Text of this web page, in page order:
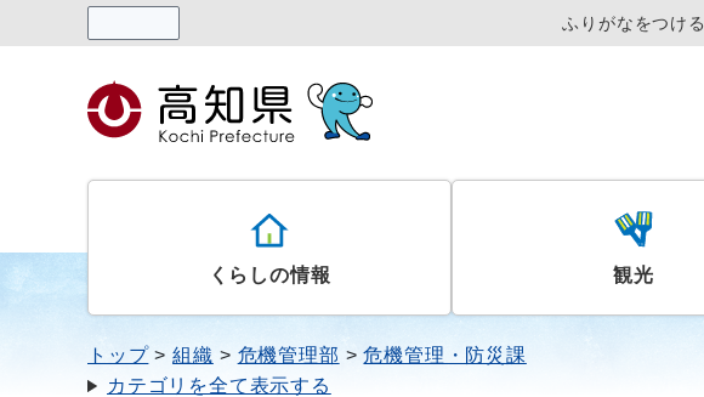
ふりがなをつける
くらしの情報 観光
トップ 組織 危機管理部
危機管理・防災課
カテゴリを全て表示する